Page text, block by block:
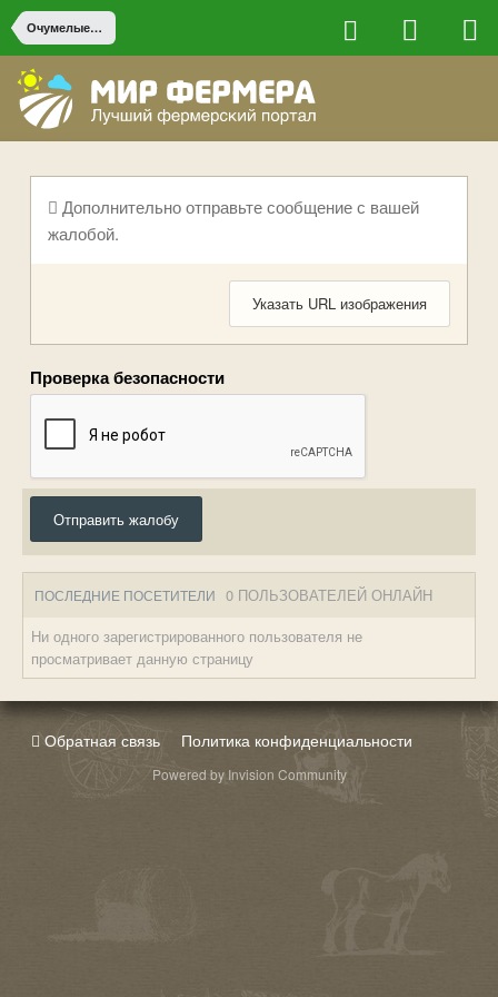
Очумелые ручки
Дополнительно отправьте сообщение с вашей
жалобой.
Указать URL изображения
Проверка безопасности
Отправить жалобу
ПОСЛЕДНИЕ ПОСЕТИТЕЛИ 0 ПОЛЬЗОВАТЕЛЕЙ ОНЛАЙН
Ни одного зарегистрированного пользователя не
просматривает данную страницу
Обратная связь Политика конфиденциальности
Powered by Invision Community